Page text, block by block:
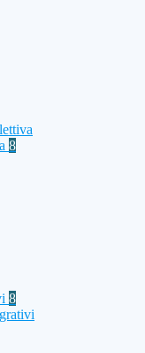
8
8